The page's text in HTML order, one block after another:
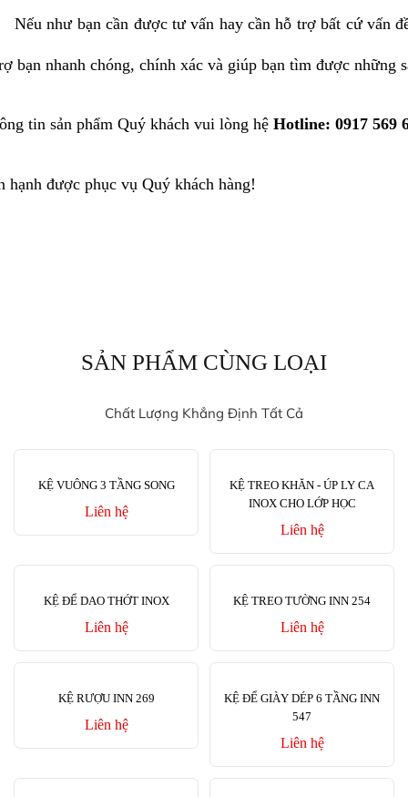
Nếu như bạn cần được tư vấn hay cần hỗ trợ bất cứ vấn
bạn nhanh chóng, chính xác và giúp bạn tìm được những
tin sản phẩm Quý khách vui lòng hệ Hotline: 0917 569
hạnh được phục vụ Quý khách hàng!
SẢN PHẨM CÙNG LOẠI
Chất Lượng Khẳng Định Tất Cả
KỆ VUÔNG 3 TẦNG SONG
Liên hệ
KỆ TREO KHĂN - ÚP LY CA
INOX CHO LỚP HỌC
Liên hệ
KỆ ĐỂ DAO THỚT INOX
Liên hệ
KỆ TREO TƯỜNG INN 254
Liên hệ
KỆ RƯỢU INN 269
Liên hệ
KỆ ĐỂ GIÀY DÉP 6 TẦNG INN
547
Liên hệ